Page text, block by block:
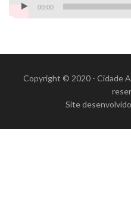
00:00
Copyright © 2020 - Cidade
Site